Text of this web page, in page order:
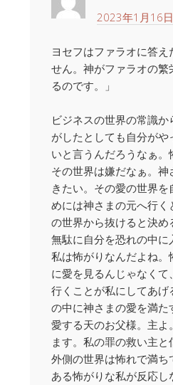
2023年1月16
ヨセフはファラオに答え
せん。神がファラオの繁
るのです。」
ビジネスの世界の常識か
がしたとしても自分が
いと言うんだろうなぁ。
その世界は嫌だなぁ。
きたい。その愛の世界
めには神さまの元へ行
の世界から抜けると決め
無駄に自分を恐れの中に
私は怖がりなんだよね。
に愛を見るんじゃなくて
行くことが私にしてあ
の中に神さまの愛を満た
愛する天のお父様。主よ
ます。私の罪の救い主と
外側の世界は怖れで満ち
ある怖がりな私が反応し